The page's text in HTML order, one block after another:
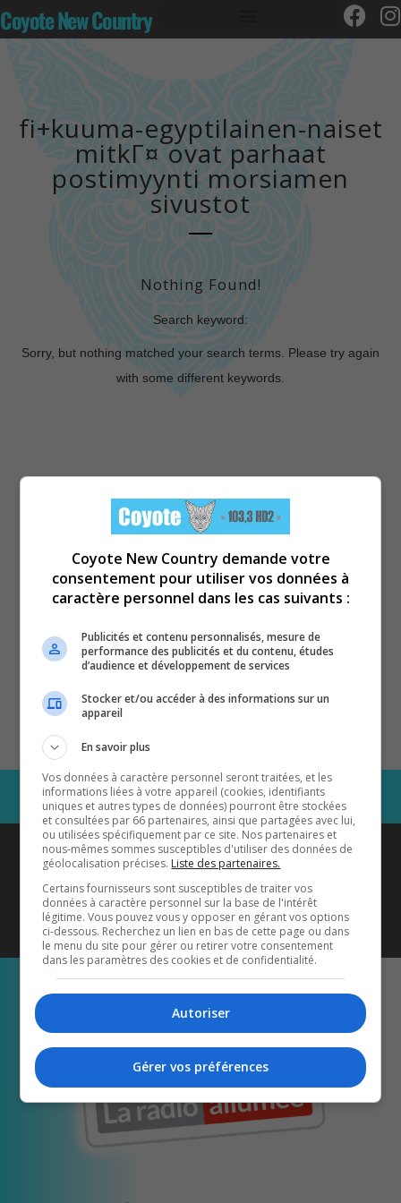
Coyote New Country
fi+kuuma-egyptilainen-naiset
mitkГ¤ ovat parhaat
postimyynti morsiamen
sivustot
Nothing Found!
Search keyword:
Sorry, but nothing matched your search terms. Please try again
with some different keywords.
Coyote New Countryest diffusé
également sur1033 HD2
Écoutez-nous aussi sur…
Coyote New Country demande votre
consentement pour utiliser vos données à
caractère personnel dans les cas suivants :
Publicités et contenu personnalisés, mesure de
performance des publicités et du contenu, études
d’audience et développement de services
Stocker et/ou accéder à des informations sur un
appareil
En savoir plus
Vos données à caractère personnel seront traitées, et les
informations liées à votre appareil (cookies, identifiants
uniques et autres types de données) pourront être stockées
et consultées par 66 partenaires, ainsi que partagées avec lui,
ou utilisées spécifiquement par ce site. Nos partenaires et
nous-mêmes sommes susceptibles d'utiliser des données de
géolocalisation précises. Liste des partenaires.
Certains fournisseurs sont susceptibles de traiter vos
données à caractère personnel sur la base de l'intérêt
légitime. Vous pouvez vous y opposer en gérant vos options
ci-dessous. Recherchez un lien en bas de cette page ou dans
le menu du site pour gérer ou retirer votre consentement
dans les paramètres des cookies et de confidentialité.
Autoriser
Gérer vos préférences